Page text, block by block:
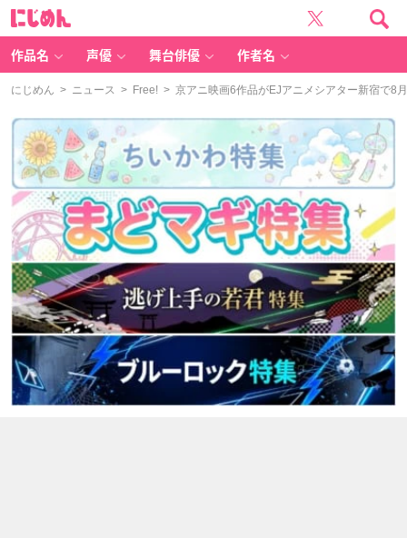
作品名 声優 舞台俳優 作者名
にじめん > ニュース > Free! > 京アニ映画6作品がEJアニメシアター新宿で8